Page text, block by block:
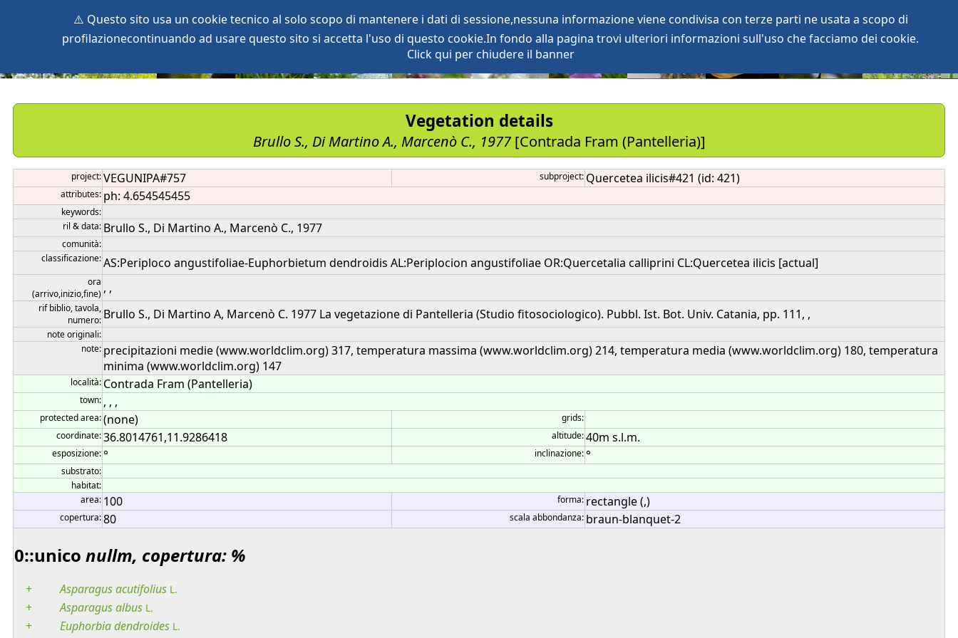
⚠️ Questo sito usa un cookie tecnico al solo scopo di mantenere i dati di sessione,nessuna informazione viene condivisa con terze parti ne usata a scopo di
profilazionecontinuando ad usare questo sito si accetta l'uso di questo cookie.In fondo alla pagina trovi ulteriori informazioni sull'uso che facciamo dei cookie.
Click qui per chiudere il banner
login
anArchive
Vegetation details
Brullo S., Di Martino A., Marcenò C., 1977[Contrada Fram (Pantelleria)]
project:VEGUNIPA#757 subproject: Quercetea ilicis#421 (id: 421)
attributes: ph: 4.654545455
keywords:
ril & data: Brullo S., Di Martino A., Marcenò C., 1977
comunità:
classificazione:AS:Periploco angustifoliae-Euphorbietum dendroidis AL:Periplocion angustifoliae OR:Quercetalia calliprini CL:Quercetea ilicis [actual]
ora
(arrivo,inizio,fine) , ,
rif biblio, tavola,
numero: Brullo S., Di Martino A, Marcenò C. 1977 La vegetazione di Pantelleria (Studio fitosociologico). Pubbl. Ist. Bot. Univ. Catania, pp. 111, ,
note originali:
note: precipitazioni medie (www.worldclim.org) 317, temperatura massima (www.worldclim.org) 214, temperatura media (www.worldclim.org) 180, temperatura
minima (www.worldclim.org) 147
località: Contrada Fram (Pantelleria)
town: , , ,
protected area:(none)
grids:
coordinate:36.8014761,11.9286418 altitude:40m s.l.m.
esposizione: ° inclinazione: °
substrato:
habitat:
area: 100 forma: rectangle (,)
copertura:80 scala abbondanza: braun-blanquet-2
0::unico nullm, copertura: %
+ Asparagusacutifolius L.
+ Asparagusalbus L.
+ Euphorbiadendroides L.